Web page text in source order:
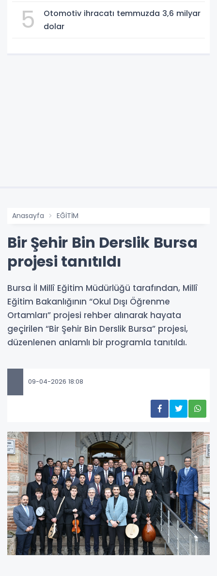
5
Otomotiv ihracatı temmuzda 3,6 milyar
dolar
Anasayfa EĞİTİM
Bir Şehir Bin Derslik Bursa
projesi tanıtıldı
Bursa İl Millî Eğitim Müdürlüğü tarafından, Millî
Eğitim Bakanlığının “Okul Dışı Öğrenme
Ortamları” projesi rehber alınarak hayata
geçirilen “Bir Şehir Bin Derslik Bursa” projesi,
düzenlenen anlamlı bir programla tanıtıldı.
09-04-2026 18:08